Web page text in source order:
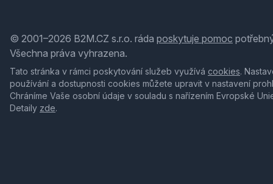
© 2001–2026 B2M.CZ s.r.o. ráda poskytuje pomoc
Všechna práva vyhrazena.
Tato stránka v rámci poskytování služeb využívá cookies.
používání a dostupnosti cookies můžete upravit v nastavení
Chráníme Vaše osobní údaje v souladu s nařízením Evropské
Detaily zde.